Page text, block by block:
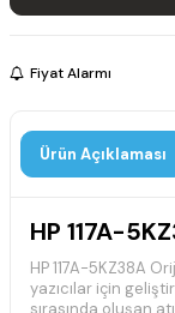
Fiyat Alarmı
Ürün Açıklaması
HP 117A-
HP 117A-5KZ38A
yazıcılar için
sırasında oluşan